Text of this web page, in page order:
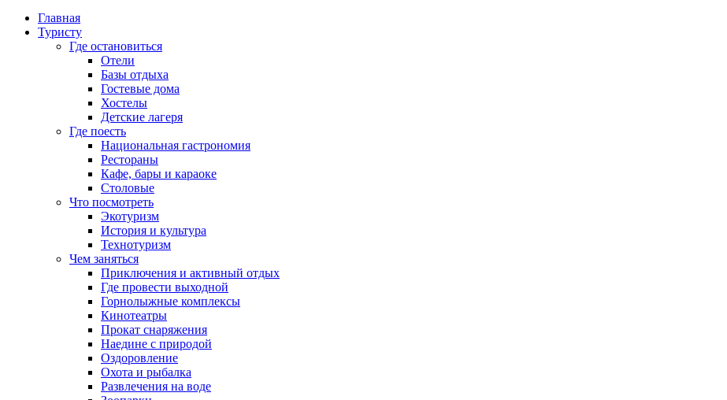
Главная
Туристу
Где остановиться
Отели
Базы отдыха
Гостевые дома
Хостелы
Детские лагеря
Где поесть
Национальная гастрономия
Рестораны
Кафе, бары и караоке
Столовые
Что посмотреть
Экотуризм
История и культура
Технотуризм
Чем заняться
Приключения и активный отдых
Где провести выходной
Горнолыжные комплексы
Кинотеатры
Прокат снаряжения
Наедине с природой
Оздоровление
Охота и рыбалка
Развлечения на воде